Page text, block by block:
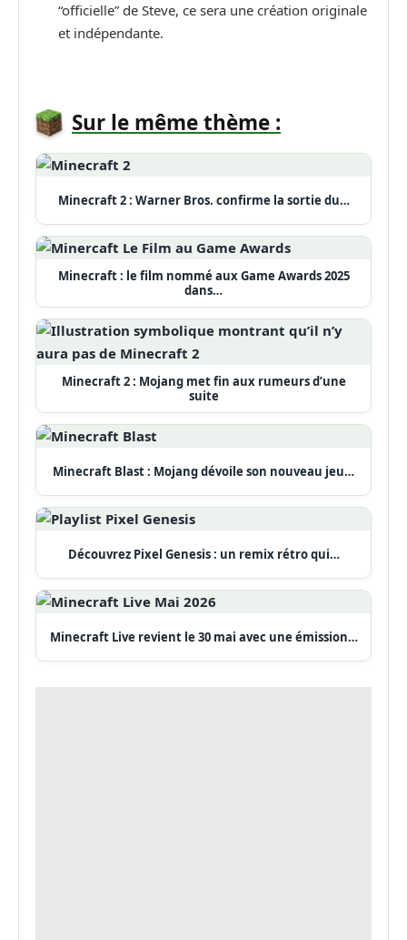
“officielle” de Steve, ce sera une création originale
et indépendante.
Sur le même thème :
Minecraft 2 : Warner Bros. confirme la sortie du…
Minecraft : le film nommé aux Game Awards 2025
dans…
Minecraft 2 : Mojang met fin aux rumeurs d’une
suite
Minecraft Blast : Mojang dévoile son nouveau jeu…
Découvrez Pixel Genesis : un remix rétro qui…
Minecraft Live revient le 30 mai avec une émission…